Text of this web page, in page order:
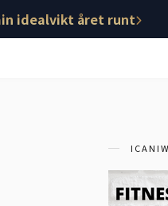
idealvikt året runt